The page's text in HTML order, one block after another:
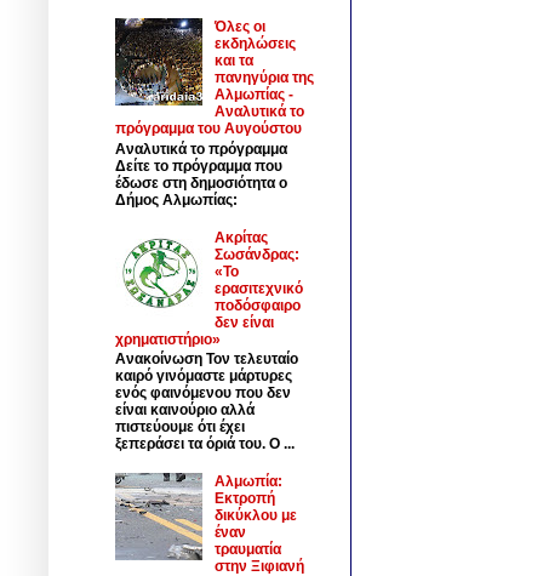
Όλες οι
εκδηλώσεις
και τα
πανηγύρια της
Αλμωπίας -
Αναλυτικά το
πρόγραμμα του Αυγούστου
Αναλυτικά το πρόγραμμα
Δείτε το πρόγραμμα που
έδωσε στη δημοσιότητα ο
Δήμος Αλμωπίας:
Ακρίτας
Σωσάνδρας:
«Το
ερασιτεχνικό
ποδόσφαιρο
δεν είναι
χρηματιστήριο»
Ανακοίνωση Τον τελευταίο
καιρό γινόμαστε μάρτυρες
ενός φαινόμενου που δεν
είναι καινούριο αλλά
πιστεύουμε ότι έχει
ξεπεράσει τα όριά του. Ο ...
Αλμωπία:
Εκτροπή
δικύκλου με
έναν
τραυματία
στην Ξιφιανή